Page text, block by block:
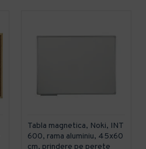
Tabla magnetica, Noki, INT
600, rama aluminiu, 45x60
cm, prindere pe perete